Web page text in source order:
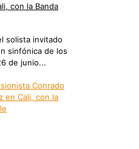
con la Banda
solista invitado
sinfónica de los
de junio...
Conrado
en Cali, con la